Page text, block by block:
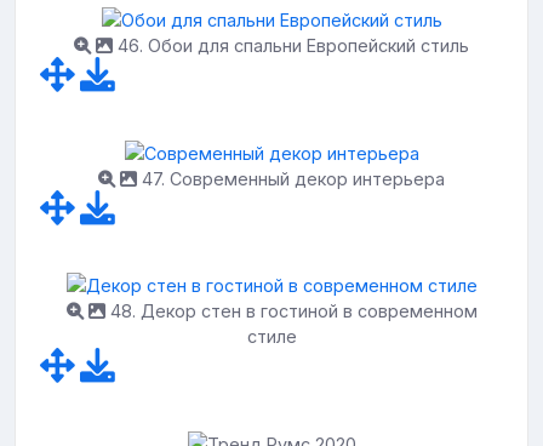
46. Обои для спальни Европейский стиль
47. Современный декор интерьера
48. Декор стен в гостиной в современном
стиле